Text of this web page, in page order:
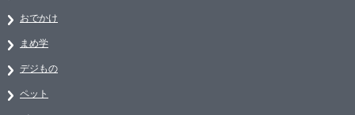
おでかけ
まめ学
デジもの
ペット